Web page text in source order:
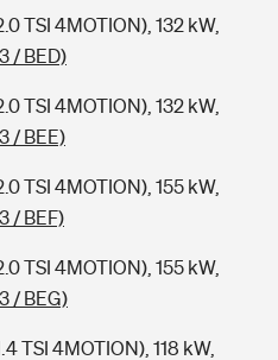
TSI 4MOTION), 132 kW,
/ BED)
TSI 4MOTION), 132 kW,
/ BEE)
TSI 4MOTION), 155 kW,
/ BEF)
TSI 4MOTION), 155 kW,
/ BEG)
TSI 4MOTION), 118 kW,